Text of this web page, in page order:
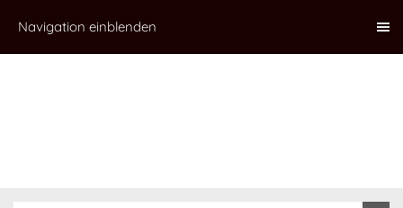
Navigation einblenden